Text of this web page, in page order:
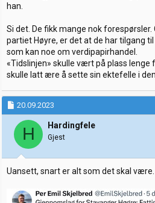
han.
Si det. De fikk mange nok forespørsler.
partiet Høyre, er det at de har tilgang
som kan noe om verdipapirhandel.
«Tidslinjen» skulle vært på plass lenge
skulle latt ære å sette sin ektefelle i
20.09.2023
H Hardingfele
Gjest
Uansett, snart er alt som det skal være.